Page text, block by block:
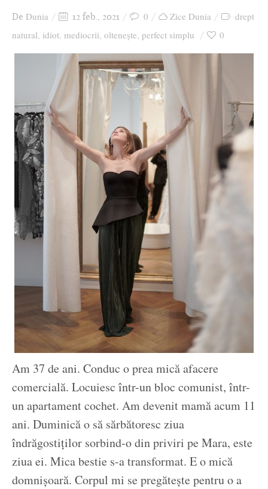
De Dunia 12 feb., 2021 0 Zice Dunia
drept
natural idiot mediocrii oltenește perfect simplu 0
Am 37 de ani. Conduc o prea mică afacere
comercială. Locuiesc într-un bloc comunist, într-
un apartament cochet. Am devenit mamă acum 11
ani. Duminică o să sărbătoresc ziua
îndrăgostiților sorbind-o din priviri pe Mara, este
ziua ei. Mica bestie s-a transformat. E o mică
domnișoară. Corpul mi se pregătește pentru o a